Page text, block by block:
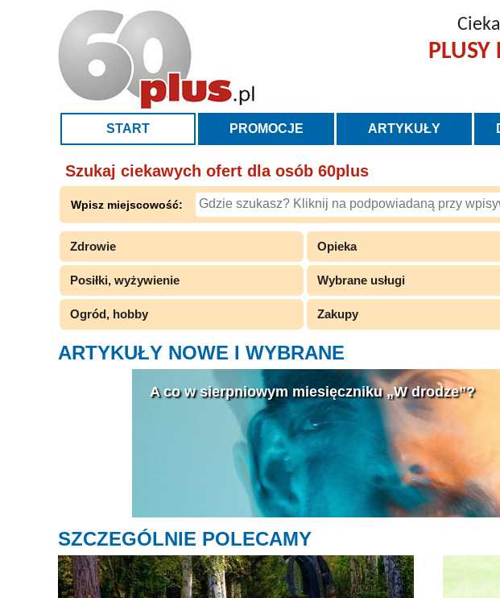
PLUSY
START PROMOCJE ARTYKUŁY
Szukaj ciekawych ofert dla osób 60plus
Wpisz miejscowość:
Zdrowie Opieka
Posiłki, wyżywienie Wybrane usługi
Ogród, hobby Zakupy
ARTYKUŁY NOWE I WYBRANE
A co w sierpniowym miesięczniku „W drodze”?
SZCZEGÓLNIE POLECAMY